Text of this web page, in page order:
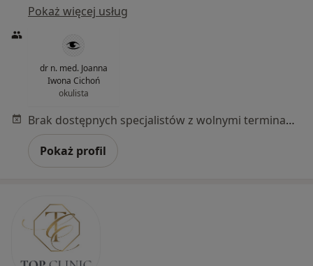
Pokaż więcej usług
dr n. med. Joanna
Iwona Cichoń
okulista
Brak dostępnych specjalistów z wolnymi terminami w tym centrum medycznym.
Pokaż profil